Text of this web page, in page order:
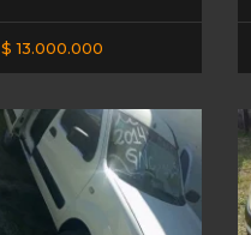
$ 13.000.000